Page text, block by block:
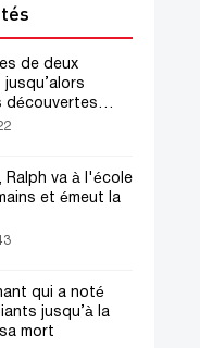
de deux
découvertes
humain
Ralph va à l'école
et émeut la
qui a noté
jusqu’à la
mort